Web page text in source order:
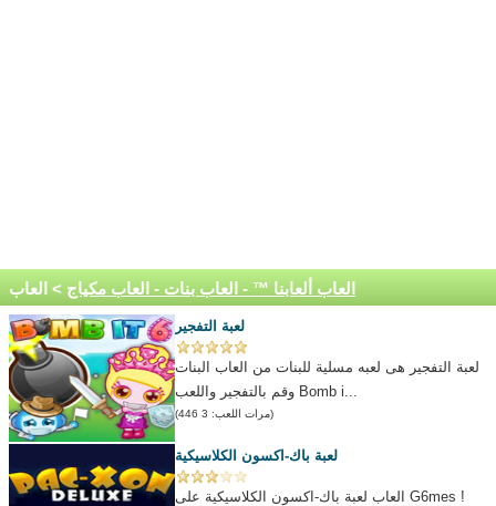
العاب ألعابنا ™ - العاب بنات - العاب مكياج > العاب
لعبة التفجير
لعبة التفجير هى لعبه مسلية للبنات من العاب البنات
وقم بالتفجير واللعب Bomb i...
(مرات اللعب: 3 446)
لعبة باك-اكسون الكلاسيكية
العاب لعبة باك-اكسون الكلاسيكية على G6mes !